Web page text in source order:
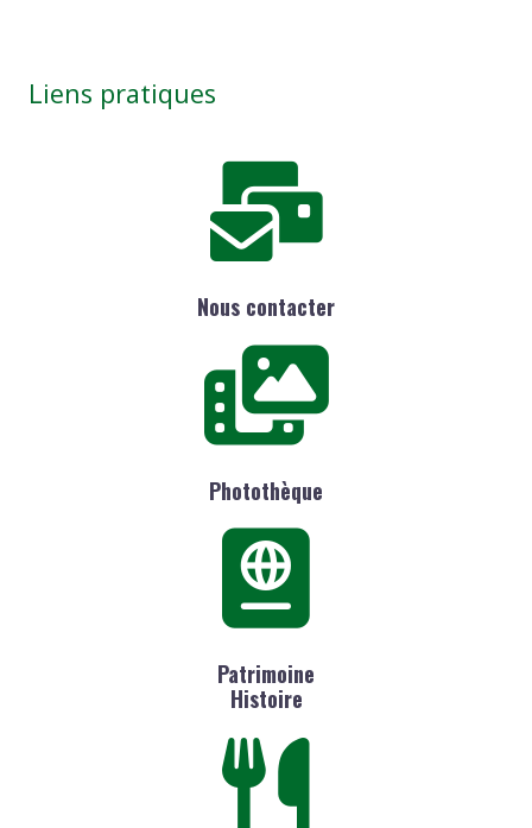
Liens pratiques
Nous contacter
Photothèque
Patrimoine
Histoire